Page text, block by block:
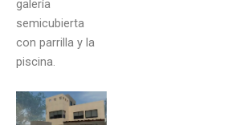
galería
semicubierta
con parrilla y la
piscina.